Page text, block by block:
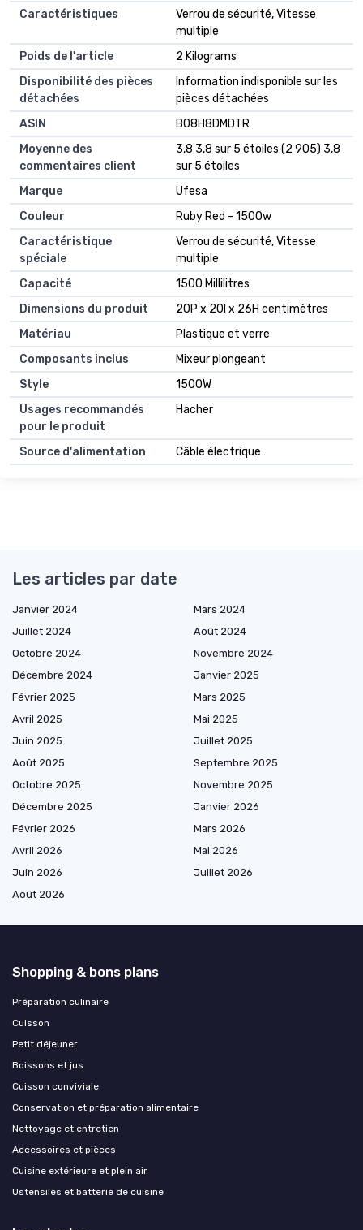
Caractéristiques
‎Verrou de sécurité, Vitesse
multiple
Poids de l'article
‎2 Kilograms
Disponibilité des pièces
détachées
‎Information indisponible sur les
pièces détachées
ASIN
B08H8DMDTR
Moyenne des
commentaires client
3,8 3,8 sur 5 étoiles (2 905) 3,8
sur 5 étoiles
Marque
Ufesa
Couleur
Ruby Red - 1500w
Caractéristique
spéciale
Verrou de sécurité, Vitesse
multiple
Capacité
1500 Millilitres
Dimensions du produit
20P x 20l x 26H centimètres
Matériau
Plastique et verre
Composants inclus
Mixeur plongeant
Style
1500W
Usages recommandés
pour le produit
Hacher
Source d'alimentation Câble électrique
Les articles par date
Janvier 2024
Mars 2024
Juillet 2024
Août 2024
Octobre 2024
Novembre 2024
Décembre 2024
Janvier 2025
Février 2025
Mars 2025
Avril 2025
Mai 2025
Juin 2025
Juillet 2025
Août 2025
Septembre 2025
Octobre 2025
Novembre 2025
Décembre 2025
Janvier 2026
Février 2026
Mars 2026
Avril 2026
Mai 2026
Juin 2026
Juillet 2026
Août 2026
Shopping & bons plans
Préparation culinaire
Cuisson
Petit déjeuner
Boissons et jus
Cuisson conviviale
Conservation et préparation alimentaire
Nettoyage et entretien
Accessoires et pièces
Cuisine extérieure et plein air
Ustensiles et batterie de cuisine